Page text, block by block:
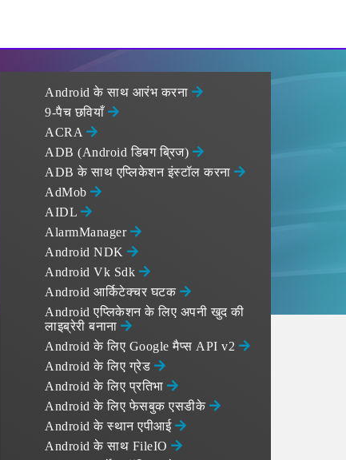
Android के साथ आरंभ करना
9-पैच छवियाँ
ACRA
ADB (Android डिबग ब्रिज)
ADB के साथ एप्लिकेशन इंस्टॉल करना
AdMob
AIDL
AlarmManager
Android NDK
Android Vk Sdk
Android आर्किटेक्चर घटक
Android एप्लिकेशन के लिए अपनी खुद की
लाइब्रेरी बनाना
Android के लिए Google मैप्स API v2
Android के लिए ग्रेड
Android के लिए प्रतिभा
Android के लिए फेसबुक एसडीके
Android के स्थान एपीआई
Android के साथ FileIO